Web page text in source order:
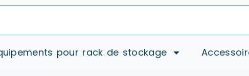
pour rack de stockage